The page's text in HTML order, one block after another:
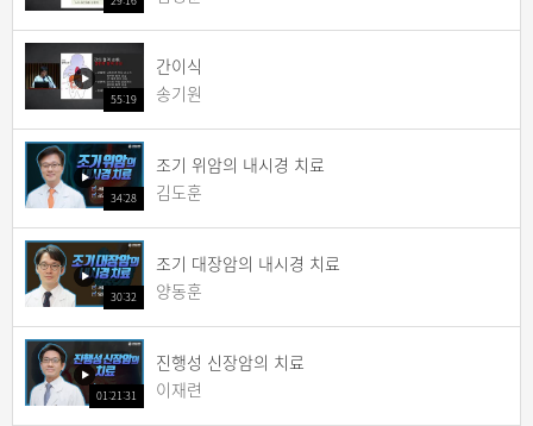
55:19
간이식
송기원
34:28
조기 위암의 내시경 치료
김도훈
30:32
조기 대장암의 내시경 치료
양동훈
01:21:31
진행성 신장암의 치료
이재련